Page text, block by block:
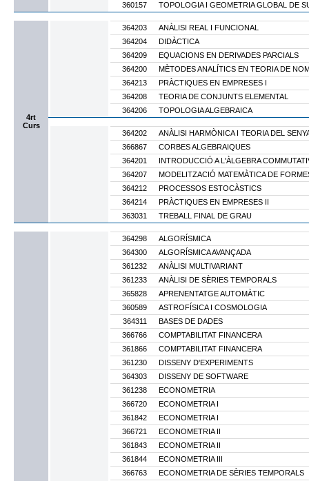
360157
TOPOLOGIA I GEOMETRIA GLOBAL DE
4rt
Curs
364203
ANÀLISI REAL I FUNCIONAL
364204
DIDÀCTICA
364209
EQUACIONS EN DERIVADES PARCIALS
364200
MÈTODES ANALÍTICS EN TEORIA DE
364213
PRÀCTIQUES EN EMPRESES I
364208
TEORIA DE CONJUNTS ELEMENTAL
364206
TOPOLOGIA ALGEBRAICA
364202
ANÀLISI HARMÒNICA I TEORIA DEL
366867
CORBES ALGEBRAIQUES
364201
INTRODUCCIÓ A L'ÀLGEBRA
364207
MODELITZACIÓ MATEMÀTICA DE
364212
PROCESSOS ESTOCÀSTICS
364214
PRÀCTIQUES EN EMPRESES II
363031
TREBALL FINAL DE GRAU
364298
ALGORÍSMICA
364300
ALGORÍSMICA AVANÇADA
361232
ANÀLISI MULTIVARIANT
361233
ANÀLISI DE SÈRIES TEMPORALS
365828
APRENENTATGE AUTOMÀTIC
360589
ASTROFÍSICA I COSMOLOGIA
364311
BASES DE DADES
366766
COMPTABILITAT FINANCERA
361866
COMPTABILITAT FINANCERA
361230
DISSENY D'EXPERIMENTS
364303
DISSENY DE SOFTWARE
361238
ECONOMETRIA
366720
ECONOMETRIA I
361842
ECONOMETRIA I
366721
ECONOMETRIA II
361843
ECONOMETRIA II
361844
ECONOMETRIA III
366763
ECONOMETRIA DE SÈRIES TEMPORALS